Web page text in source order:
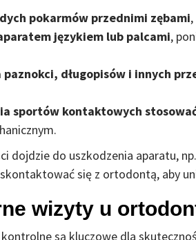
pokarmów przednimi zębami
językiem lub palcami,
paznokci, długopisów i innych
sportów kontaktowych
dojdzie do uszkodzenia aparatu,
się z ortodontą, aby
wizyty u
są kluczowe dla